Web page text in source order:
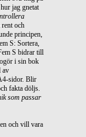
jag gnetat
och
principen,
S: Sortera,
S bidrar till
i sin bok
av
sidor. Blir
fakta döljs.
som passar
och vill vara